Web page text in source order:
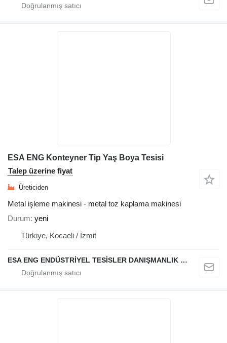
ESA ENG Konteyner Tip Yaş Boya Tesisi
Talep üzerine fiyat
Üreticiden
Metal işleme makinesi - metal toz kaplama makinesi
Durum yeni
Türkiye, Kocaeli / İzmit
ESA ENG ENDÜSTRİYEL TESİSLER DANIŞMANLIK DIŞ TİCARET VE SANAYİ LİMİTED ŞİRKETİ